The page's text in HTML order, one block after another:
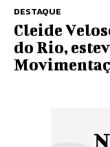
DESTAQUE
Cleide
do Rio,